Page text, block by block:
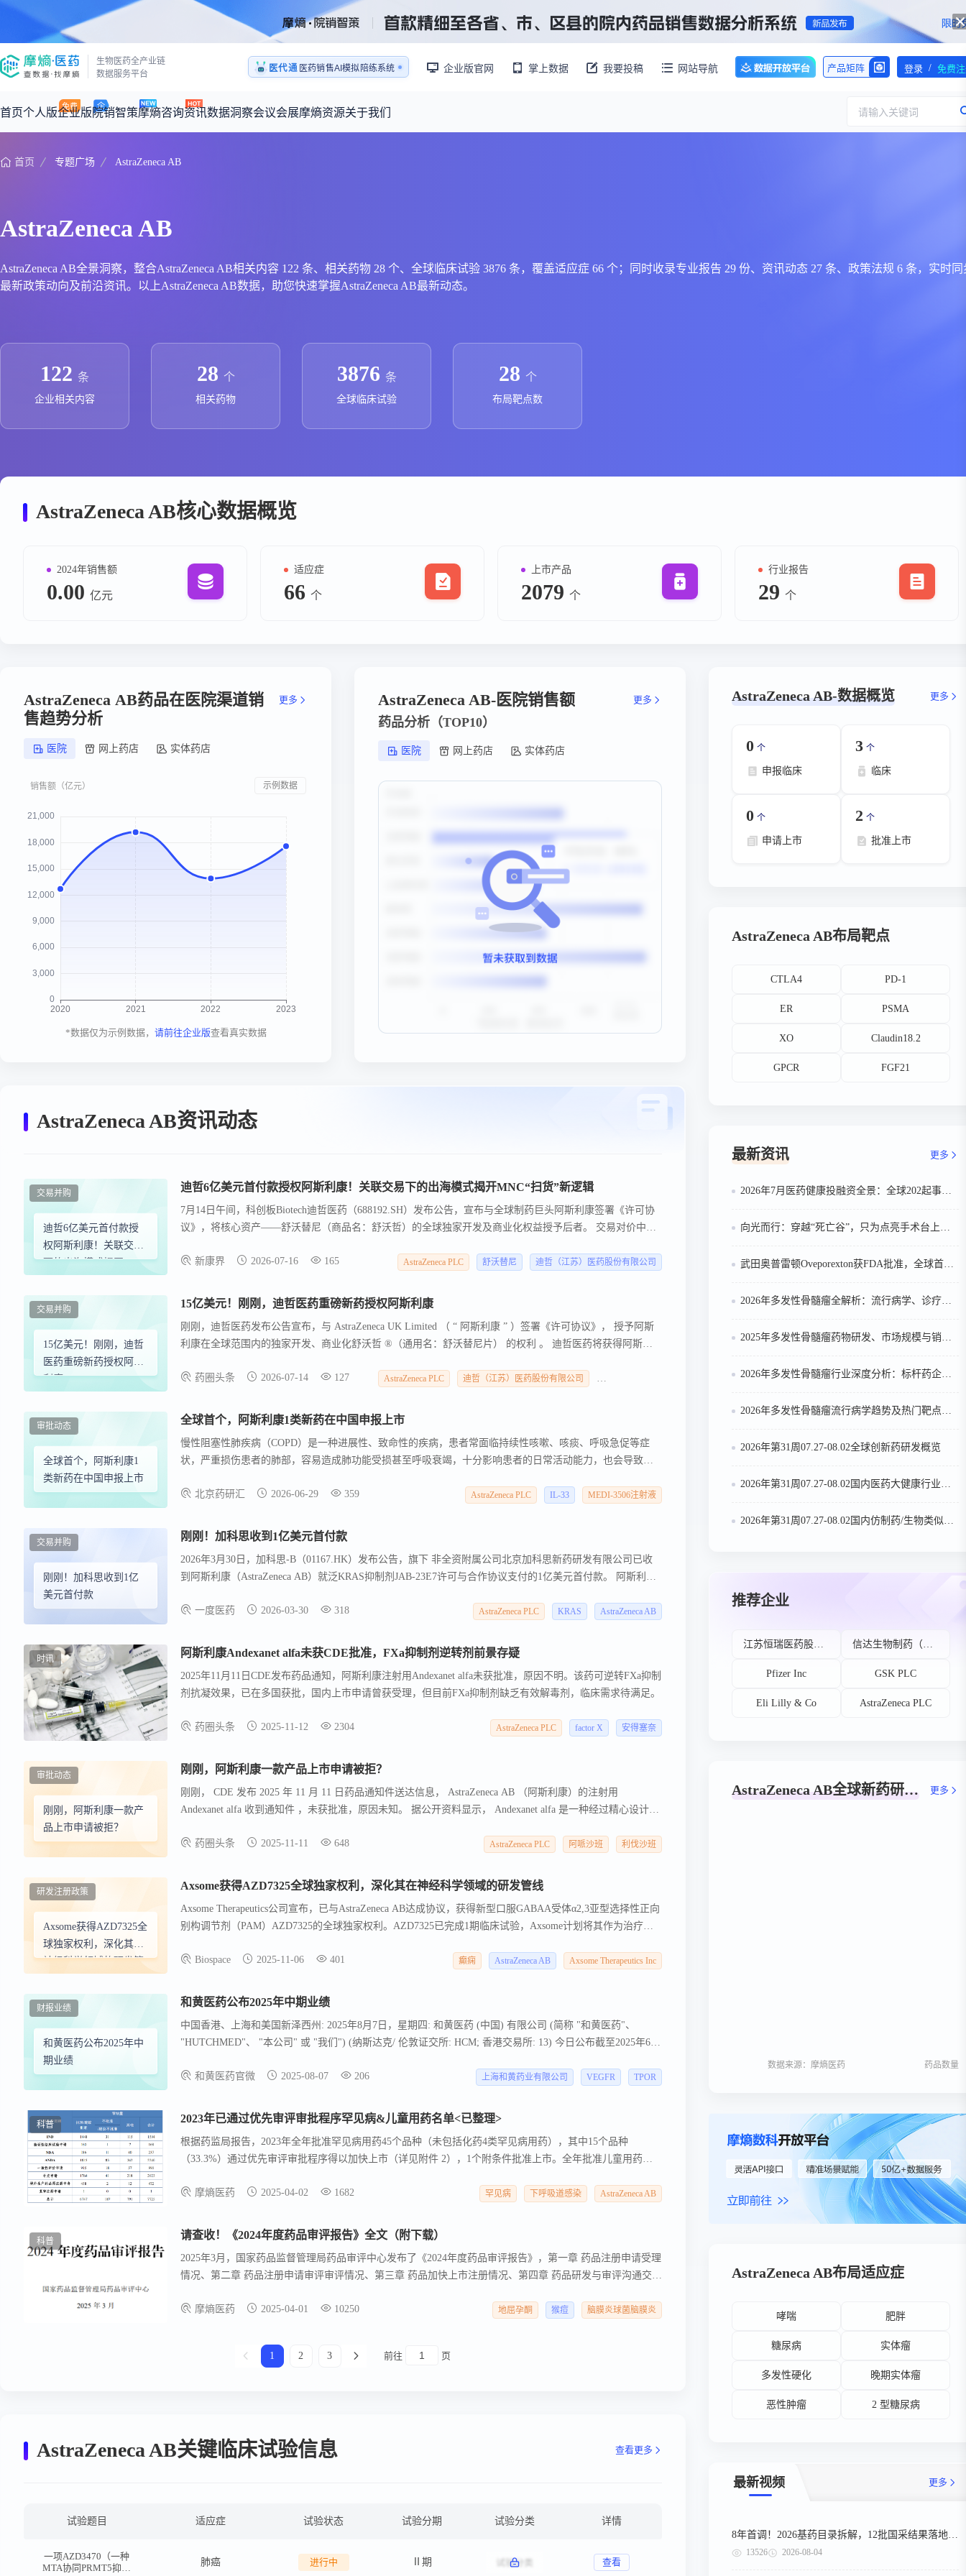
生物医药全产业链
数据服务平台
医代通
医药销售AI模拟陪练系统
1:1还原医生拜访场景
医药销售AI模拟陪练系统
企业版官网 掌上数据 我要投稿 网站导航 产品矩阵 登录 / 免费
首页个人版企业版院销智策摩熵咨询
咨询服务
产品立项评估及管线规划
投资决策与交易估值
“十五五”战略规划 最新 从实验室到10亿爆款：创新药商业化的选择、组织与执行
资讯
摩熵原创
深度分析
投融资
注册审批
时讯
科普
研发注册政策
交易并购
人事变动
专家观点
数据洞察
数据中心
基于市场数据，为您提供全面的市场趋势分析与决策支持
政策法规
上市医药企业年报
药品生产企业
临床进展
会议会展摩熵资源
王中健
关于我们 请输入关键词
首页 专题广场 AstraZeneca AB
AstraZeneca AB
AstraZeneca AB全景洞察，整合AstraZeneca AB相关内容 122 条、相关药物 28 个、全球临床试验 3876 条，覆盖适应症 66 个；同时收录专业报告 29 份、资讯动态 27 条、政策法规 6 条，实时同
最新政策动向及前沿资讯。以上AstraZeneca AB数据，助您快速掌握AstraZeneca AB最新动态。
122 条
企业相关内容
28 个
相关药物
3876 条
全球临床试验
28 个
布局靶点数
AstraZeneca AB核心数据概览
2024年销售额
0.00 亿元
适应症
66 个
上市产品
2079 个
行业报告
29 个
AstraZeneca AB药品在医院渠道销
售趋势分析
更多
医院 网上药店 实体药店
示例数据
*数据仅为示例数据， 请前往企业版查看真实数据
AstraZeneca AB-医院销售额 更多
药品分析（TOP10）
医院 网上药店 实体药店
AstraZeneca AB资讯动态
迪哲6亿美元首付款授
权阿斯利康！关联交易
下的出海模式揭开
交易并购 迪哲6亿美元首付款授权阿斯利康！关联交易下的出海模式揭开MNC“扫货”新逻辑
7月14日午间，科创板Biotech迪哲医药（688192.SH）发布公告，宣布与全球制药巨头阿斯利康签署《许可协
议》，将核心资产——舒沃替尼（商品名：舒沃哲）的全球独家开发及商业化权益授予后者。 交易对价中，
美元的销售里程碑款，潜在总金额超15亿美元。 公告发布14秒后，迪哲医药股价直线拉升封死20cm涨停，次
新康界 2026-07-16 165 AstraZeneca PLC 舒沃替尼 迪哲（江苏）医药股份有限公司
15亿美元！刚刚，迪哲
医药重磅新药授权阿斯
利康
交易并购 15亿美元！刚刚，迪哲医药重磅新药授权阿斯利康
刚刚，迪哲医药发布公告宣布，与 AstraZeneca UK Limited （ “ 阿斯利康 ” ）签署《许可协议》， 授予阿斯
利康在全球范围内的独家开发、商业化舒沃哲 ®（通用名：舒沃替尼片） 的权利 。 迪哲医药将获得阿斯利
元的销售里程碑款项 ，此外迪哲医药将获得按舒沃哲 ® 全球销售额最高到低双位数的阶梯式比例的特许权使
法人，本次交易构成关联交易。
药圈头条 2026-07-14 127 AstraZeneca PLC 迪哲（江苏）医药股份有限公司 AstraZeneca AB
全球首个，阿斯利康1
类新药在中国申报上市
审批动态 全球首个，阿斯利康1类新药在中国申报上市
慢性阻塞性肺疾病（COPD）是一种进展性、致命性的疾病，患者常面临持续性咳嗽、咳痰、呼吸急促等症
状，严重损伤患者的肺部，容易造成肺功能受损甚至呼吸衰竭，十分影响患者的日常活动能力，也会导致焦
AstraZeneca AB ）申报的 的 1类新药托雷奇单抗注射液 （Tozorakimab）在华申报上市。 公开资料显示，托雷
COPD恶化的黏液功能障碍循环的潜力。
北京药研汇 2026-06-29 359 AstraZeneca PLC IL-33 MEDI-3506注射液
刚刚！加科思收到1亿
美元首付款
交易并购 刚刚！加科思收到1亿美元首付款
2026年3月30日，加科思-B（01167.HK）发布公告，旗下 非全资附属公司北京加科思新药研发有限公司已收
到阿斯利康（AstraZeneca AB）就泛KRAS抑制剂JAB-23E7许可与合作协议支付的1亿美元首付款。 阿斯利康
亿美元首付款，后续可获最高19.15亿美元开发及商业化里程碑付款，以及中国以外市场净销售额分级特许权
权，并持续推进KRAS通路及tADC等管线研发。
一度医药 2026-03-30 318 AstraZeneca PLC KRAS AstraZeneca AB
时讯 阿斯利康Andexanet alfa未获CDE批准，FXa抑制剂逆转剂前景存疑
2025年11月11日CDE发布药品通知，阿斯利康注射用Andexanet alfa未获批准，原因不明。该药可逆转FXa抑制
剂抗凝效果，已在多国获批，国内上市申请曾获受理，但目前FXa抑制剂缺乏有效解毒剂，临床需求待满足。
药圈头条 2025-11-12 2304 AstraZeneca PLC factor X 安得塞奈
刚刚，阿斯利康一款产
品上市申请被拒？
审批动态 刚刚，阿斯利康一款产品上市申请被拒？
刚刚， CDE 发布 2025 年 11 月 11 日药品通知件送达信息， AstraZeneca AB （阿斯利康）的注射用
Andexanet alfa 收到通知件 ，未获批准，原因未知。 据公开资料显示， Andexanet alfa 是一种经过精心设计的
前，Andexanet alfa已在美国获得加速批准，并在欧盟、瑞士和英国获得有条件批准 ， 适用于接受FXa抑制剂
药圈头条 2025-11-11 648 AstraZeneca PLC 阿哌沙班 利伐沙班
Axsome获得AZD7325全
球独家权利，深化其在
神经科学领域的研发管
研发注册政策 Axsome获得AZD7325全球独家权利，深化其在神经科学领域的研发管线
Axsome Therapeutics公司宣布，已与AstraZeneca AB达成协议，获得新型口服GABAA受体α2,3亚型选择性正向
别构调节剂（PAM）AZD7325的全球独家权利。AZD7325已完成1期临床试验，Axsome计划将其作为治疗癫
Baergic Bio Inc.的100%股权以及修改Baergic Bio与AstraZeneca之间的许可协议来实现。AZD7325在临床研究中
新病例被诊断。尽管目前有治疗选择，但超过三分之一的病人对治疗没有反应。Axsome Therapeutics是一家领
颖作用机制的差异化产品，以实现对患者结果的重大进步。
Biospace 2025-11-06 401 癫痫 AstraZeneca AB Axsome Therapeutics Inc
和黄医药公布2025年中
期业绩
财报业绩 和黄医药公布2025年中期业绩
中国香港、上海和美国新泽西州: 2025年8月7日，星期四: 和黄医药 (中国) 有限公司 (简称 "和黄医药"、
"HUTCHMED"、 "本公司" 或 "我们") (纳斯达克/ 伦敦证交所: HCM; 香港交易所: 13) 今日公布截至2025年6月
(星期四) 美国东部夏令时间上午8时/ 英国夏令时间下午1时/ 中国香港时间晚上8时举行业绩会网络直播 (英语
www.hutch-med.com/event 登记后参与实时网络直播。
和黄医药官微 2025-08-07 206 上海和黄药业有限公司 VEGFR TPOR
科普 2023年已通过优先审评审批程序罕见病&儿童用药名单<已整理>
根据药监局报告，2023年全年批准罕见病用药45个品种（未包括化药4类罕见病用药），其中15个品种
（33.3%）通过优先审评审批程序得以加快上市（详见附件 2），1个附条件批准上市。全年批准儿童用药产
3）摩熵医药 2025-04-02 1682 罕见病 下呼吸道感染 AstraZeneca AB
科普 请查收！《2024年度药品审评报告》全文（附下载）
2025年3月，国家药品监督管理局药品审评中心发布了《2024年度药品审评报告》，第一章 药品注册申请受理
情况、第二章 药品注册申请审评审评情况、第三章 药品加快上市注册情况、第四章 药品研发与审评沟通交
训、第八章 2024年度药品审评主要工作回顾
摩熵医药 2025-04-01 10250 地屈孕酮 猴痘 脑膜炎球菌脑膜炎
1 2 3 前往 页
AstraZeneca AB关键临床试验信息 查看更多
试验题目 适应症 试验状态 试验分期 试验分类 详情
一项AZD3470（一种
MTA协同PRMT5抑制
肺癌 进行中 Ⅱ期 查看
AstraZeneca AB-数据概览 更多
0 个
申报临床
3 个
临床
0 个
申请上市
2 个
批准上市
AstraZeneca AB布局靶点
CTLA4 PD-1
ER PSMA
XO Claudin18.2
GPCR FGF21
最新资讯 更多
2026年7月医药健康投融资全景：全球202起事件、中国99起，医疗器械+医药研发双赛道吸金564亿
向光而行：穿越“死亡谷”，只为点亮手术台上的那束光
武田奥普雷顿Oveporexton获FDA批准，全球首个靶向食欲素的1型发作性睡病对因治疗药物上市
2026年多发性骨髓瘤全解析：流行病学、诊疗及医保政策梳理
2025年多发性骨髓瘤药物研发、市场规模与销售趋势全解析
2026年多发性骨髓瘤行业深度分析：标杆药企案例与技术迭代研判
2026年多发性骨髓瘤流行病学趋势及热门靶点药物市场表现洞察
2026年第31周07.27-08.02全球创新药研发概览
2026年第31周07.27-08.02国内医药大健康行业政策法规汇总
2026年第31周07.27-08.02国内仿制药/生物类似物申报/审批数据分析
推荐企业
江苏恒瑞医药股份有限公司 信达生物制药（苏州）有限公司
Pfizer Inc GSK PLC
Eli Lilly & Co AstraZeneca PLC
AstraZeneca AB全球新药研发阶段分布 更多
数据来源：摩熵医药 药品数量
AstraZeneca AB布局适应症
哮喘 肥胖
糖尿病 实体瘤
多发性硬化 晚期实体瘤
恶性肿瘤 2 型糖尿病
最新视频 更多
13526 2026-08-04